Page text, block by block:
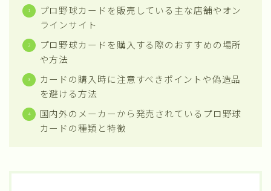
プロ野球カードを販売している主な店舗やオン
ラインサイト
プロ野球カードを購入する際のおすすめの場所
や方法
カードの購入時に注意すべきポイントや偽造品
を避ける方法
国内外のメーカーから発売されているプロ野球
カードの種類と特徴